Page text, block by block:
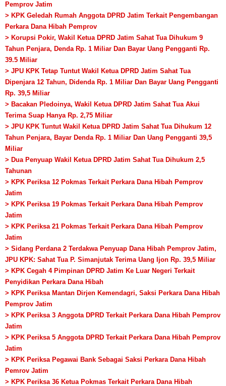
Pemprov Jatim
> KPK Geledah Rumah Anggota DPRD Jatim Terkait Pengembangan
Perkara Dana Hibah Pemprov
> Korupsi Pokir, Wakil Ketua DPRD Jatim Sahat Tua Dihukum 9
Tahun Penjara, Denda Rp. 1 Miliar Dan Bayar Uang Pengganti Rp.
39.5 Miliar
> JPU KPK Tetap Tuntut Wakil Ketua DPRD Jatim Sahat Tua
Dipenjara 12 Tahun, Didenda Rp. 1 Miliar Dan Bayar Uang Pengganti
Rp. 39,5 Miliar
> Bacakan Pledoinya, Wakil Ketua DPRD Jatim Sahat Tua Akui
Terima Suap Hanya Rp. 2,75 Miliar
> JPU KPK Tuntut Wakil Ketua DPRD Jatim Sahat Tua Dihukum 12
Tahun Penjara, Bayar Denda Rp. 1 Miliar Dan Uang Pengganti 39,5
Miliar
> Dua Penyuap Wakil Ketua DPRD Jatim Sahat Tua Dihukum 2,5
Tahunan
> KPK Periksa 12 Pokmas Terkait Perkara Dana Hibah Pemprov
Jatim
> KPK Periksa 19 Pokmas Terkait Perkara Dana Hibah Pemprov
Jatim
> KPK Periksa 21 Pokmas Terkait Perkara Dana Hibah Pemprov
Jatim
> Sidang Perdana 2 Terdakwa Penyuap Dana Hibah Pemprov Jatim,
JPU KPK: Sahat Tua P. Simanjutak Terima Uang Ijon Rp. 39,5 Miliar
> KPK Cegah 4 Pimpinan DPRD Jatim Ke Luar Negeri Terkait
Penyidikan Perkara Dana Hibah
> KPK Periksa Mantan Dirjen Kemendagri, Saksi Perkara Dana Hibah
Pemprov Jatim
> KPK Periksa 3 Anggota DPRD Terkait Perkara Dana Hibah Pemprov
Jatim
> KPK Periksa 5 Anggota DPRD Terkait Perkara Dana Hibah Pemprov
Jatim
> KPK Periksa Pegawai Bank Sebagai Saksi Perkara Dana Hibah
Pemrov Jatim
> KPK Periksa 36 Ketua Pokmas Terkait Perkara Dana Hibah